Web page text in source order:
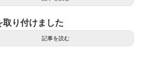
取り付けました
記事を読む